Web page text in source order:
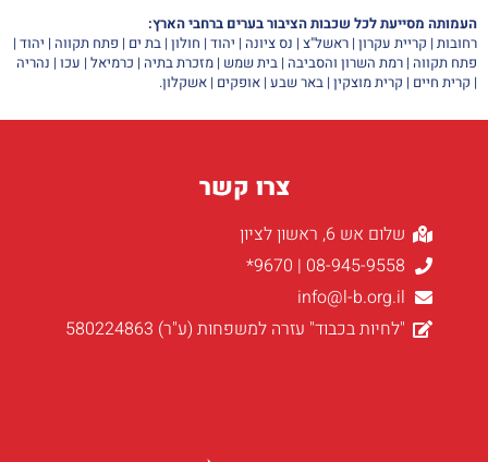
העמותה מסייעת לכל שכבות הציבור בערים ברחבי הארץ:
רחובות | קריית עקרון | ראשל"צ | נס ציונה | יהוד | חולון | בת ים | פתח תקווה | יהוד |
פתח תקווה | רמת השרון והסביבה | בית שמש | מזכרת בתיה | כרמיאל | עכו | נהריה
| קרית חיים | קרית מוצקין | באר שבע | אופקים | אשקלון.
צרו קשר
שלום אש 6, ראשון לציון
08-945-9558 | 9670*
info@l-b.org.il
"לחיות בכבוד" עזרה למשפחות (ע"ר) 580224863